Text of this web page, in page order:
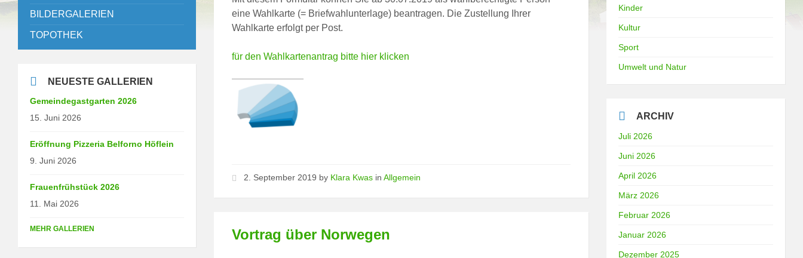
eine Wahlkarte (= Briefwahlunterlage) beantragen. Die Zustellung Ihrer
Wahlkarte erfolgt per Post.
für den Wahlkartenantrag bitte hier klicken
2. September 2019 by Klara Kwas inAllgemein
Vortrag über Norwegen
BILDERGALERIEN
TOPOTHEK
NEUESTE GALLERIEN
Gemeindegastgarten 2026
15. Juni 2026
Eröffnung Pizzeria Belforno Höflein
9. Juni 2026
Frauenfrühstück 2026
11. Mai 2026
MEHR GALLERIEN
Kinder
Kultur
Sport
Umwelt und Natur
ARCHIV
Juli 2026
Juni 2026
April 2026
März 2026
Februar 2026
Januar 2026
Dezember 2025